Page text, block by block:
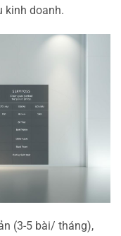
kinh doanh.
(3-5 bài/ tháng),